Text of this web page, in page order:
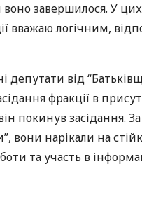
завершилося. У
вважаю логічним,
депутати від
фракції в
покинув засідання.
вони нарікали на
та участь в